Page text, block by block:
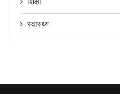
स्वास्थ्य